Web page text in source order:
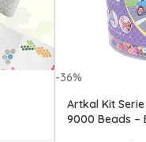
-36%
Artkal Kit
9000 Beads –